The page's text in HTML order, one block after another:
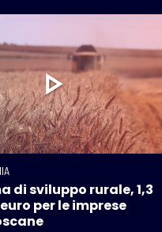
di sviluppo rurale, 1,3
per le imprese